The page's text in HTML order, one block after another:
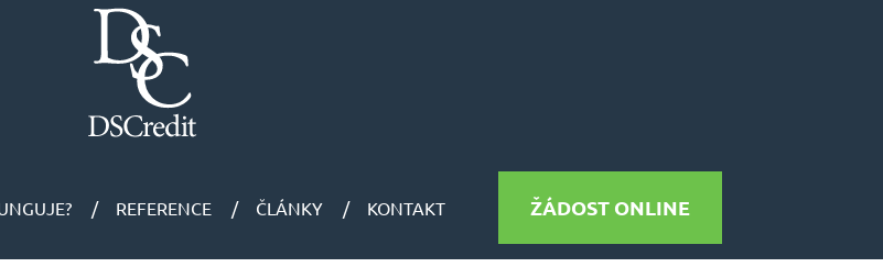
REFERENCE ČLÁNKY KONTAKT ŽÁDOST ONLINE